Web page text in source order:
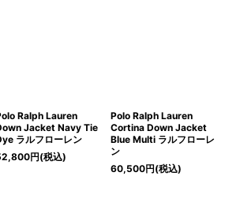
絞り込む
Ralph Lauren
Jacket Navy Tie
ラルフローレン
円(税込)
Polo Ralph Lauren
Cortina Down Jacket
Blue Multi ラルフローレ
ン
60,500円(税込)